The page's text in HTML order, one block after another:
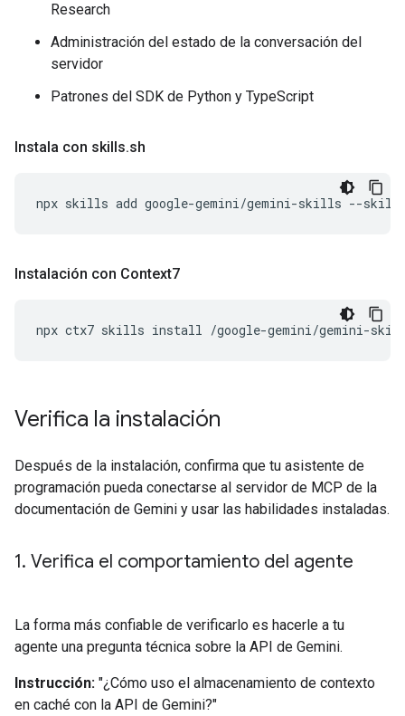
Research
Administración del estado de la conversación del
servidor
Patrones del SDK de Python y TypeScript
Instala con skills.sh
npx skills add google-gemini/gemini-skills --skill
Instalación con Context7
npx ctx7 skills install /google-gemini/gemini-
Verifica la instalación
Después de la instalación, confirma que tu asistente de
programación pueda conectarse al servidor de MCP de la
documentación de Gemini y usar las habilidades instaladas.
1. Verifica el comportamiento del agente
La forma más confiable de verificarlo es hacerle a tu
agente una pregunta técnica sobre la API de Gemini.
Instrucción: "¿Cómo uso el almacenamiento de contexto
en caché con la API de Gemini?"